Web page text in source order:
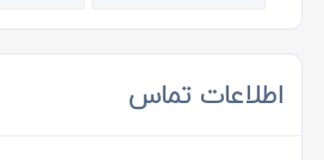
اطلاعات تماس